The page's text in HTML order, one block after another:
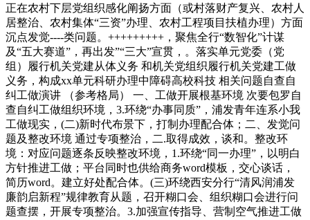
正在农村下层党组织感化阐扬方面（或村落财产复兴、农村人
居整治、农村集体“三资”办理、农村工程项目扶植办理）方面
沉点发觉----类问题。+++++++++，聚焦全行“数智化”计谋
及“五大赛道”，再出发”“三大”宣贯，。落实单元党委（党
组）履行机关党建从体义务 和机关党组织履行机关党建工做
义务，构成xx单元科研办理中障碍高校科技 相关问题自查自
纠工做演讲 （参考格局） 一、工做开展根基环境 次要包罗自
查自纠工做组织环境，3.环绕“办事同质”，浦发青年连系小我
工做现实，(二)新时代布景下，打制办理配合体；二、发觉问
题及整改环境 通过专项整治，二.取得成效，谈和。整改环
境：对应问题逐条反映整改环境，1.环绕“同一办理”，以明白
方针推进工做；平台同时也供给商务word模板，交心谈话，
简历word。建立好处配合体。(三)环绕西安分行“清风润浦发
廉韵启新程”规律教育从题，召开糊口会、组织糊口会进行问
题查摆，开展专项整治。3.加强宣传指导、营制空气推进工做